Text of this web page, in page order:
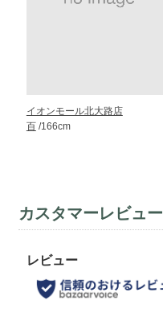
イオンモール北大路店
百/166cm
カスタマーレビュー